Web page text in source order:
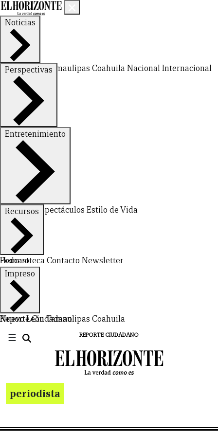
Noticias
Nuevo LeónTamaulipas Coahuila NacionalInternacional
Perspectivas
FinanzasOpinión
Entretenimiento
DeportesEspectáculos Estilo de Vida
Recursos
Hemeroteca Contacto Newsletter
Podcast
Impreso
Nuevo LeónTamaulipas Coahuila
Reporte Ciudadano
☰ REPORTE CIUDADANO
periodista